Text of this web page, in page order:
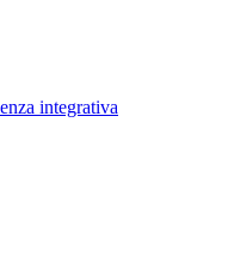
integrativa